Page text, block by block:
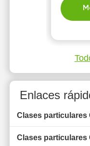
Enlaces
Clases particulares
Clases particulares